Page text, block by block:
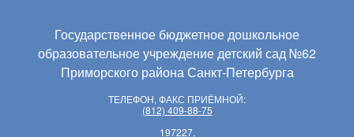
Государственное бюджетное дошкольное
образовательное учреждение детский сад №62
Приморского района Санкт-Петербурга
ТЕЛЕФОН, ФАКС ПРИЁМНОЙ:
(812) 409-88-75
197227,